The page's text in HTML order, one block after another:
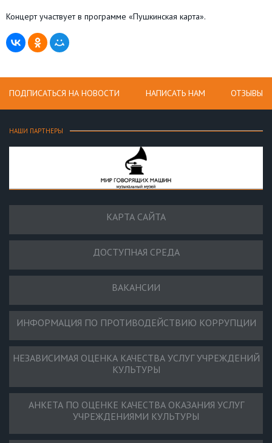
Концерт участвует в программе «Пушкинская карта».
ПОДПИСАТЬСЯ НА НОВОСТИ НАПИСАТЬ НАМ ОТЗЫВЫ
НАШИ ПАРТНЕРЫ
КАРТА САЙТА
ДОСТУПНАЯ СРЕДА
ВАКАНСИИ
ИНФОРМАЦИЯ ПО ПРОТИВОДЕЙСТВИЮ КОРРУПЦИИ
НЕЗАВИСИМАЯ ОЦЕНКА КАЧЕСТВА УСЛУГ УЧРЕЖДЕНИЙ
КУЛЬТУРЫ
АНКЕТА ПО ОЦЕНКЕ КАЧЕСТВА ОКАЗАНИЯ УСЛУГ
УЧРЕЖДЕНИЯМИ КУЛЬТУРЫ